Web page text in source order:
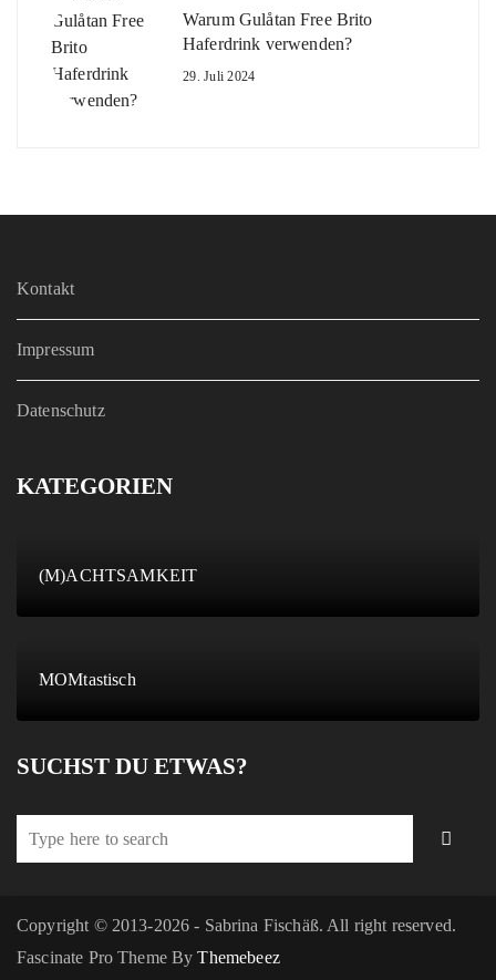
Warum Gulåtan Free Brito
Haferdrink verwenden?
29. Juli 2024
Kontakt
Impressum
Datenschutz
KATEGORIEN
(M)ACHTSAMKEIT
MOMtastisch
SUCHST DU ETWAS?
Copyright © 2013-2026 - Sabrina Fischäß. All right reserved.
Fascinate Pro Theme ByThemebeez